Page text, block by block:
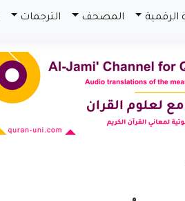
الرقمية المصحف الترجمات